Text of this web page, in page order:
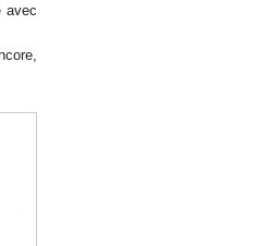
avec